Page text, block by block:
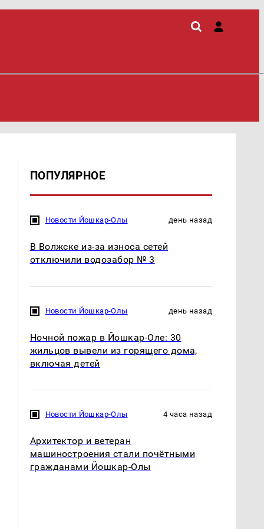
ПОПУЛЯРНОЕ
Новости Йошкар-Олы день назад
В Волжске из-за износа сетей
отключили водозабор № 3
Новости Йошкар-Олы день назад
Ночной пожар в Йошкар-Оле: 30
жильцов вывели из горящего дома,
включая детей
Новости Йошкар-Олы 4 часа назад
Архитектор и ветеран
машиностроения стали почётными
гражданами Йошкар-Олы